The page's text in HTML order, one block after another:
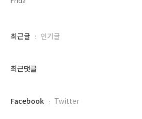
최
과
글
최근글 인기글
최근댓글
페
Facebook Twitter